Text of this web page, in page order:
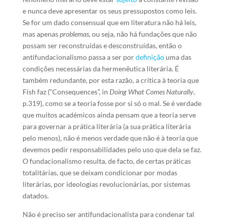
e nunca deve apresentar os seus pressupostos como leis.
Se for um dado consensual que em literatura não há leis,
mas apenasproblemas, ou seja, não há fundações que não
possam ser reconstruídas e desconstruídas, então o
antifundacionalismo passa a ser pordefiniçãouma das
condições necessárias da hermenêutica literária. É
também redundante, por esta razão, a crítica à teoria que
Fish faz (“Consequences”, in Doing What Comes Naturally,
p.319), como se a teoria fosse por si só o mal. Se é verdade
que muitos académicos ainda pensam que a teoria serve
para governar a prática literária (a sua prática literária
pelo menos), não é menos verdade que não é à teoria que
devemos pedir responsabilidades pelo uso que dela se faz.
O fundacionalismo resulta, de facto, de certas práticas
totalitárias, que se deixam condicionar por modas
literárias, por ideologias revolucionárias, por sistemas
datados.
Não é preciso ser antifundacionalista para condenar tal